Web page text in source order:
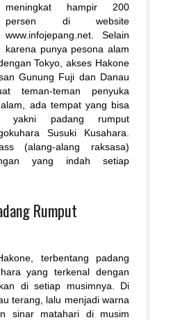
meningkat hampir 200
persen di website
www.infojepang.net. Selain
karena punya pesona alam
Tokyo, akses Hakone
Gunung Fuji dan Danau
teman-teman penyuka
ada tempat yang bisa
yakni padang rumput
Susuki Kusahara.
(alang-alang raksasa)
yang indah setiap
Rumput
terbentang padang
yang terkenal dengan
di setiap musimnya. Di
terang, lalu menjadi warna
sinar matahari di musim